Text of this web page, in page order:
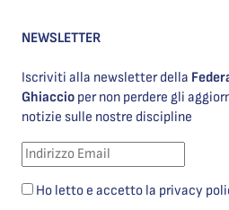
NEWSLETTER
Iscriviti alla newsletter della
Ghiaccio per non perdere gli
notizie sulle nostre discipline
Ho letto e accetto la privacy